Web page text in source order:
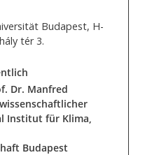
Budapest, H-
tér 3.
Dr. Manfred
Institut für Klima,
Budapest